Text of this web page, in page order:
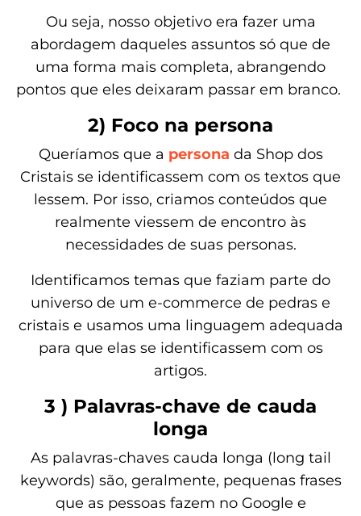
Ou seja, nosso objetivo era fazer uma
abordagem daqueles assuntos só que de
uma forma mais completa, abrangendo
pontos que eles deixaram passar em branco.
2) Foco na persona
Queríamos que a persona da Shop dos
Cristais se identificassem com os textos que
lessem. Por isso, criamos conteúdos que
realmente viessem de encontro às
necessidades de suas personas.
Identificamos temas que faziam parte do
universo de um e-commerce de pedras e
cristais e usamos uma linguagem adequada
para que elas se identificassem com os
artigos.
3 ) Palavras-chave de cauda
longa
As palavras-chaves cauda longa (long tail
keywords) são, geralmente, pequenas frases
que as pessoas fazem no Google e